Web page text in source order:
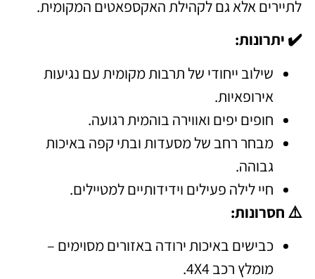
לתיירים אלא גם לקהילת האקספאטים המקומית.
✔️ יתרונות:
שילוב ייחודי של תרבות מקומית עם נגיעות
אירופאיות.
חופים יפים ואווירה בוהמית רגועה.
מבחר רחב של מסעדות ובתי קפה באיכות
גבוהה.
חיי לילה פעילים וידידותיים למטיילים.
⚠️ חסרונות:
כבישים באיכות ירודה באזורים מסוימים –
מומלץ רכב 4X4.